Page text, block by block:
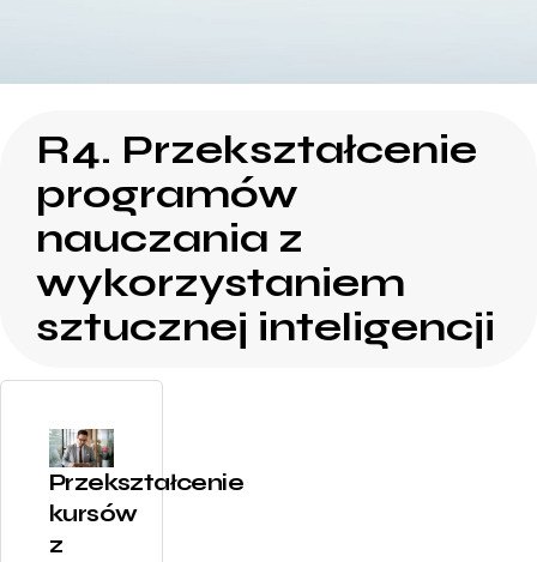
R4. Przekształcenie
programów
nauczania z
wykorzystaniem
sztucznej inteligencji
Przekształcenie
kursów
z